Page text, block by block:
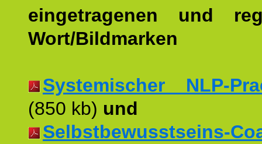
eingetragenen und
Wort/Bildmarken
Systemischer NLP-
(850 kb) und
Selbstbewusstseins-